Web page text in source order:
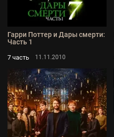
Гарри Поттер и Дары смерти:
Часть 1
7 часть 11.11.2010